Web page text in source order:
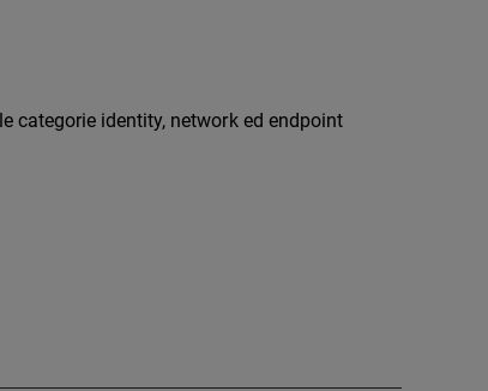
categorie identity, network ed endpoint